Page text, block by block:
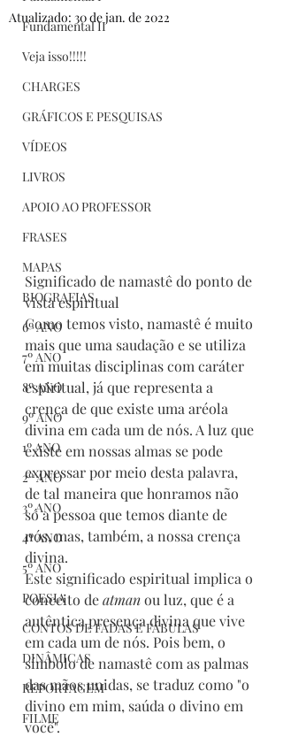
Fundamental II
Veja isso!!!!!
CHARGES
GRÁFICOS E PESQUISAS
VÍDEOS
LIVROS
APOIO AO PROFESSOR
FRASES
MAPAS
BIOGRAFIAS
6º ANO
7º ANO
8º ANO
9º ANO
1º ANO
2º ANO
3º ANO
4º ANO
5º ANO
POESIA
CONTOS DE FADAS E FÁBULAS
DINÂMICAS
REPORTAGEM
FILME
Atualizado: 30 de jan. de 2022
Significado de namastê do ponto de
vista espiritual
Como temos visto, namastê é muito
mais que uma saudação e se utiliza
em muitas disciplinas com caráter
espiritual, já que representa a
crença de que existe uma aréola
divina em cada um de nós. A luz que
existe em nossas almas se pode
expressar por meio desta palavra,
de tal maneira que honramos não
só a pessoa que temos diante de
nós, mas, também, a nossa crença
divina.
Este significado espiritual implica o
conceito de atman ou luz, que é a
autêntica presença divina que vive
em cada um de nós. Pois bem, o
símbolo de namastê com as palmas
das mãos unidas, se traduz como "o
divino em mim, saúda o divino em
você".